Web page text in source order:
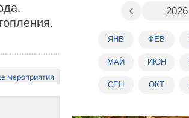
мероприятия
‹ 2026
ЯНВ ФЕВ
МАЙ ИЮН
СЕН ОКТ